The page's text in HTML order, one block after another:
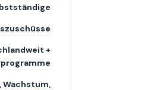
+
Wachstum,